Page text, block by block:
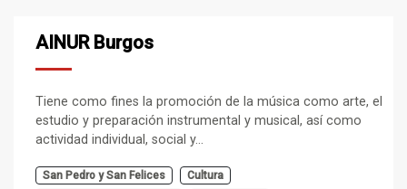
AINUR Burgos
Tiene como fines la promoción de la música como arte, el
estudio y preparación instrumental y musical, así como
actividad individual, social y...
San Pedro y San Felices
Cultura